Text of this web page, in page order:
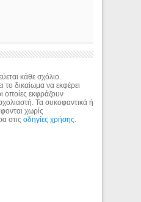
κάθε σχόλιο.
το δικαίωμα να εκφέρει
οποίες εκφράζουν
Τα συκοφαντικά ή
χωρίς
στιςοδηγίες χρήσης